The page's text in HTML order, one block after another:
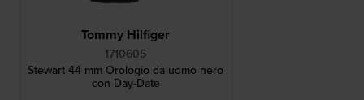
Tommy Hilfiger
1710605
Stewart 44 mm Orologio da uomo nero
con Day-Date